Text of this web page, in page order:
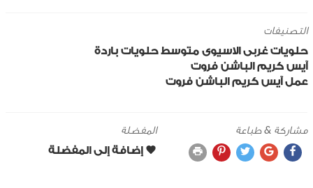
التصنيفات
حلويات غربى الاسيوى متوسط حلويات باردة
آيس كريم الباشن فروت
عمل آيس كريم الباشن فروت
مشاركة & طباعة المفضلة